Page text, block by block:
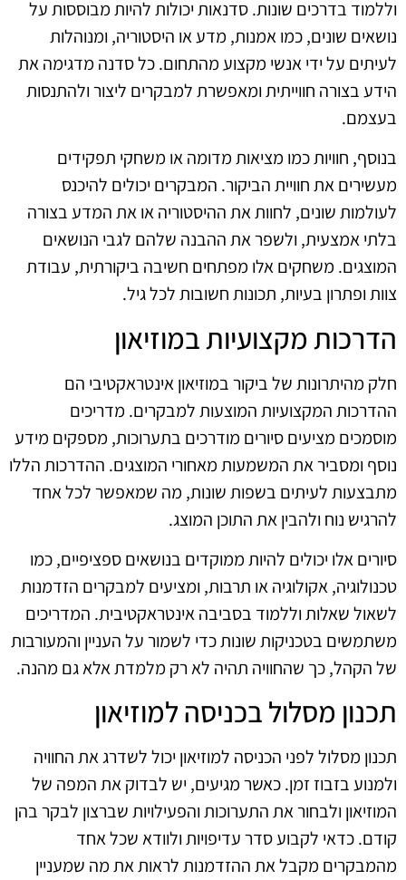
וללמוד בדרכים שונות. סדנאות יכולות להיות מבוססות על
נושאים שונים, כמו אמנות, מדע או היסטוריה, ומנוהלות
לעיתים על ידי אנשי מקצוע מהתחום. כל סדנה מדגימה את
הידע בצורה חווייתית ומאפשרת למבקרים ליצור ולהתנסות
בעצמם.
בנוסף, חוויות כמו מציאות מדומה או משחקי תפקידים
מעשירים את חוויית הביקור. המבקרים יכולים להיכנס
לעולמות שונים, לחוות את ההיסטוריה או את המדע בצורה
בלתי אמצעית, ולשפר את ההבנה שלהם לגבי הנושאים
המוצגים. משחקים אלו מפתחים חשיבה ביקורתית, עבודת
צוות ופתרון בעיות, תכונות חשובות לכל גיל.
הדרכות מקצועיות במוזיאון
חלק מהיתרונות של ביקור במוזיאון אינטראקטיבי הם
ההדרכות המקצועיות המוצעות למבקרים. מדריכים
מוסמכים מציעים סיורים מודרכים בתערוכות, מספקים מידע
נוסף ומסביר את המשמעות מאחורי המוצגים. ההדרכות הללו
מתבצעות לעיתים בשפות שונות, מה שמאפשר לכל אחד
להרגיש נוח ולהבין את התוכן המוצג.
סיורים אלו יכולים להיות ממוקדים בנושאים ספציפיים, כמו
טכנולוגיה, אקולוגיה או תרבות, ומציעים למבקרים הזדמנות
לשאול שאלות וללמוד בסביבה אינטראקטיבית. המדריכים
משתמשים בטכניקות שונות כדי לשמור על העניין והמעורבות
של הקהל, כך שהחוויה תהיה לא רק מלמדת אלא גם מהנה.
תכנון מסלול בכניסה למוזיאון
תכנון מסלול לפני הכניסה למוזיאון יכול לשדרג את החוויה
ולמנוע בזבוז זמן. כאשר מגיעים, יש לבדוק את המפה של
המוזיאון ולבחור את התערוכות והפעילויות שברצון לבקר בהן
קודם. כדאי לקבוע סדר עדיפויות ולוודא שכל אחד
מהמבקרים מקבל את ההזדמנות לראות את מה שמעניין